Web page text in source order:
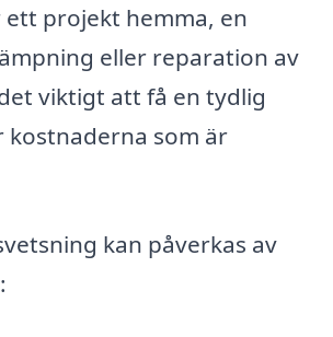
projekt hemma, en
eller reparation av
viktigt att få en tydlig
kostnaderna som är
kan påverkas av